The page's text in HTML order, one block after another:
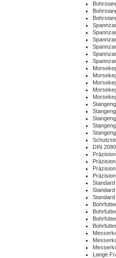
DIN 2080
Lange